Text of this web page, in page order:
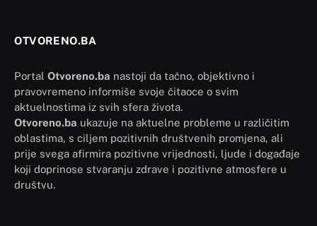
OTVORENO.BA
Portal Otvoreno.ba nastoji da tačno, objektivno i
pravovremeno informiše svoje čitaoce o svim
aktuelnostima iz svih sfera života.
Otvoreno.ba ukazuje na aktuelne probleme u različitim
oblastima, s ciljem pozitivnih društvenih promjena, ali
prije svega afirmira pozitivne vrijednosti, ljude i događaje
koji doprinose stvaranju zdrave i pozitivne atmosfere u
društvu.